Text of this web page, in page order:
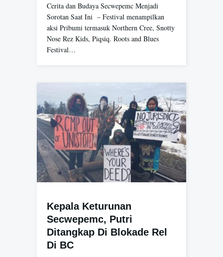
Cerita dan Budaya Secwepemc Menjadi
Sorotan Saat Ini – Festival menampilkan
aksi Pribumi termasuk Northern Cree, Snotty
Nose Rez Kids, Piqsiq. Roots and Blues
Festival…
Kepala Keturunan
Secwepemc, Putri
Ditangkap Di Blokade Rel
Di BC